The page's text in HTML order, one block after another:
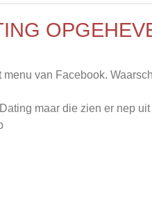
menu van Facebook.
maar die zien er nep